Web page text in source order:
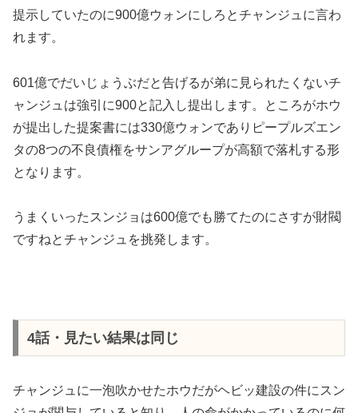
提示していたのに900億ウォンにしろとチャンジュに言わ
れます。
601億でだいじょうぶだと告げるが弟に見られたくないチ
ャンジュは強引に900と記入し提出します。ところがホウ
が提出した提案書には330億ウォンでありピープルズエン
タの8つの不良債権をサンアグループが高額で落札する形
となります。
うまくいったスンジョは600億でも勝てたのにさすが財閥
ですねとチャンジュを挑発します。
4話・見たい結果は同じ
チャンジュに一泡吹かせたホウだがヘビッ建設の件にスン